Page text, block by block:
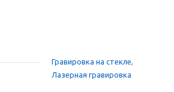
Гравировка на стекле,
Лазерная гравировка